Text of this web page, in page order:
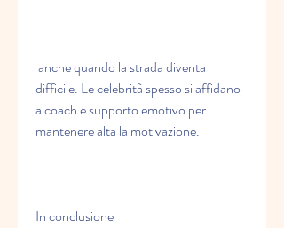
difficile. Le celebrità spesso si affidano
a coach e supporto emotivo per
mantenere alta la motivazione.
In conclusione